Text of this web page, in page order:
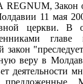
Закон
11 мая
церкви. В
главе
закон
веру в
деятельности